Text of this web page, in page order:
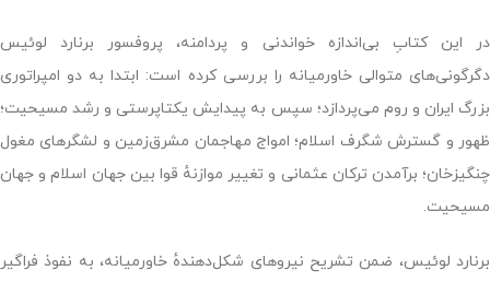
در این کتابِ بی‌اندازه خواندنی و پردامنه، پروفسور برنارد لوئیس
دگرگونی‌های متوالی خاورمیانه را بررسی کرده است: ابتدا به دو امپراتوری
بزرگ ایران و روم می‌پردازد؛ سپس به پیدایش یکتاپرستی و رشد مسیحیت؛
ظهور و گسترش شگرف اسلام؛ امواج مهاجمان مشرق‌زمین و لشگرهای مغول
چنگیزخان؛ برآمدن ترکان عثمانی و تغییر موازنهٔ قوا بین جهان اسلام و جهان
مسیحیت.
برنارد لوئیس، ضمن تشریح نیروهای شکل‌دهندهٔ خاورمیانه، به نفوذ فراگیر